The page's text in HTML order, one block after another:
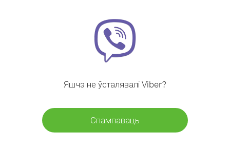
Яшчэ не ўсталявалі Viber?
Спампаваць